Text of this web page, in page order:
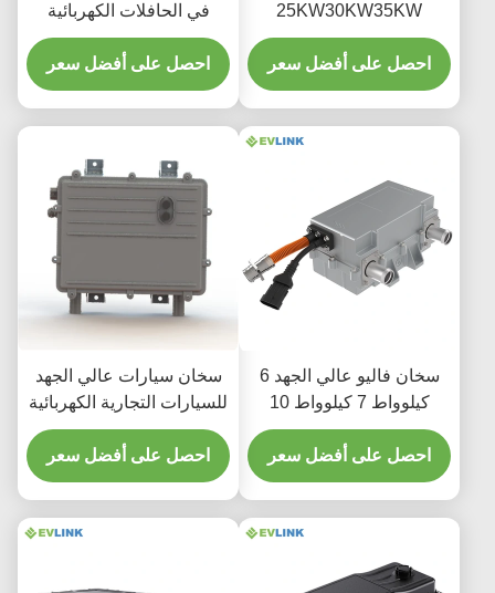
25KW30KW35KW
600V800V1100V 12KG
لكل حافلة ، شاحنة ،
ماكيناري إديلي ،
RBS ، EVLINK
احصل على أفضل سعر
في الحافلات الكهربائية
مقدمة
احصل على أفضل سعر
سخان فاليو عالي الجهد 6
كيلوواط 7 كيلوواط 10
كيلوواط لنظام مضخة
الحرارة DC 690V
احصل على أفضل سعر
سخان سيارات عالي الجهد
للسيارات التجارية الكهربائية
احصل على أفضل سعر